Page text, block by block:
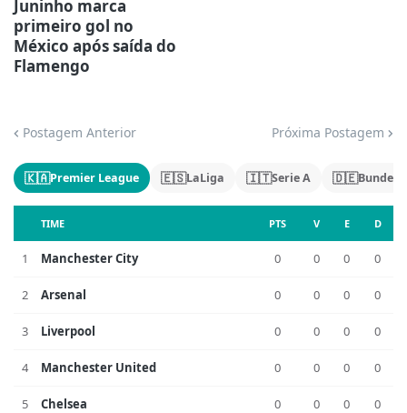
Juninho marca
primeiro gol no
México após saída do
Flamengo
Postagem Anterior Próxima Postagem
🇰🇦Premier League 🇪🇸LaLiga 🇮🇹Serie A 🇩🇪
TIME PTS V E D
1 Manchester City 0 0 0 0
2 Arsenal 0 0 0 0
3 Liverpool 0 0 0 0
4 Manchester United 0 0 0 0
5 Chelsea 0 0 0 0